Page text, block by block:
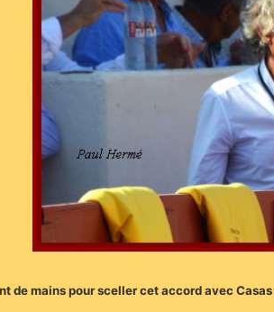
de mains pour sceller cet accord avec